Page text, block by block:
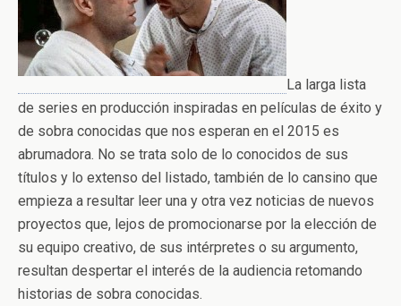
La larga lista
de series en producción inspiradas en películas de éxito y
de sobra conocidas que nos esperan en el 2015 es
abrumadora. No se trata solo de lo conocidos de sus
títulos y lo extenso del listado, también de lo cansino que
empieza a resultar leer una y otra vez noticias de nuevos
proyectos que, lejos de promocionarse por la elección de
su equipo creativo, de sus intérpretes o su argumento,
resultan despertar el interés de la audiencia retomando
historias de sobra conocidas.